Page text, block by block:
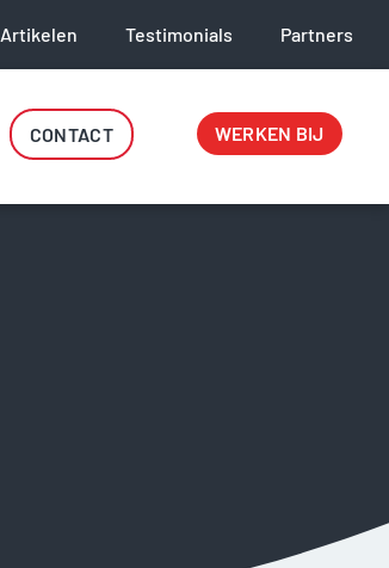
Artikelen Testimonials Partners
CONTACT WERKEN BIJ